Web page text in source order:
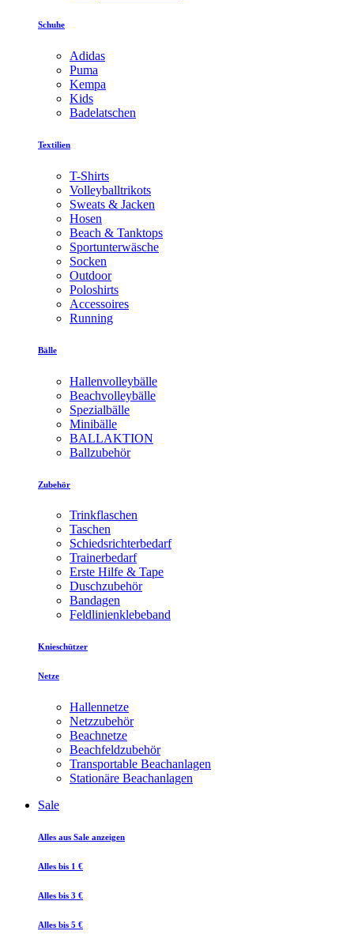
Schuhe
Adidas
Puma
Kempa
Kids
Badelatschen
Textilien
T-Shirts
Volleyballtrikots
Sweats & Jacken
Hosen
Beach & Tanktops
Sportunterwäsche
Socken
Outdoor
Poloshirts
Accessoires
Running
Bälle
Hallenvolleybälle
Beachvolleybälle
Spezialbälle
Minibälle
BALLAKTION
Ballzubehör
Zubehör
Trinkflaschen
Taschen
Schiedsrichterbedarf
Trainerbedarf
Erste Hilfe & Tape
Duschzubehör
Bandagen
Feldlinienklebeband
Knieschützer
Netze
Hallennetze
Netzzubehör
Beachnetze
Beachfeldzubehör
Transportable Beachanlagen
Stationäre Beachanlagen
Sale
Alles aus Sale anzeigen
Alles bis 1 €
Alles bis 3 €
Alles bis 5 €